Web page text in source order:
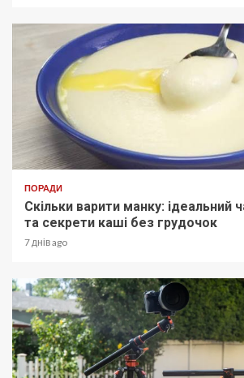
ПОРАДИ
Скільки варити манку: ідеальний
та секрети каші без грудочок
7 днів ago